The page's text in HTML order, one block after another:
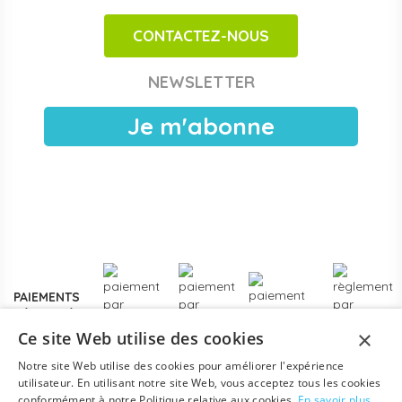
Achats publics et facturation Chorus Pro
publiques, EAJE municipales et services pétite enfance
électronique, livraison France entière. Voir les
devis pour collectivités.
ou un renouvellement de matériel.
CONTACTEZ-NOUS
NEWSLETTER
Je m'abonne
PAIEMENTS
×
Ce site Web utilise des cookies
Notre site Web utilise des cookies pour améliorer l'expérience
utilisateur. En utilisant notre site Web, vous acceptez tous les cookies